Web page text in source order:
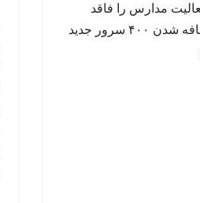
مدارس را فاقد
اعتبار دانست و از اضافه شدن ۴۰۰ سرور جدید